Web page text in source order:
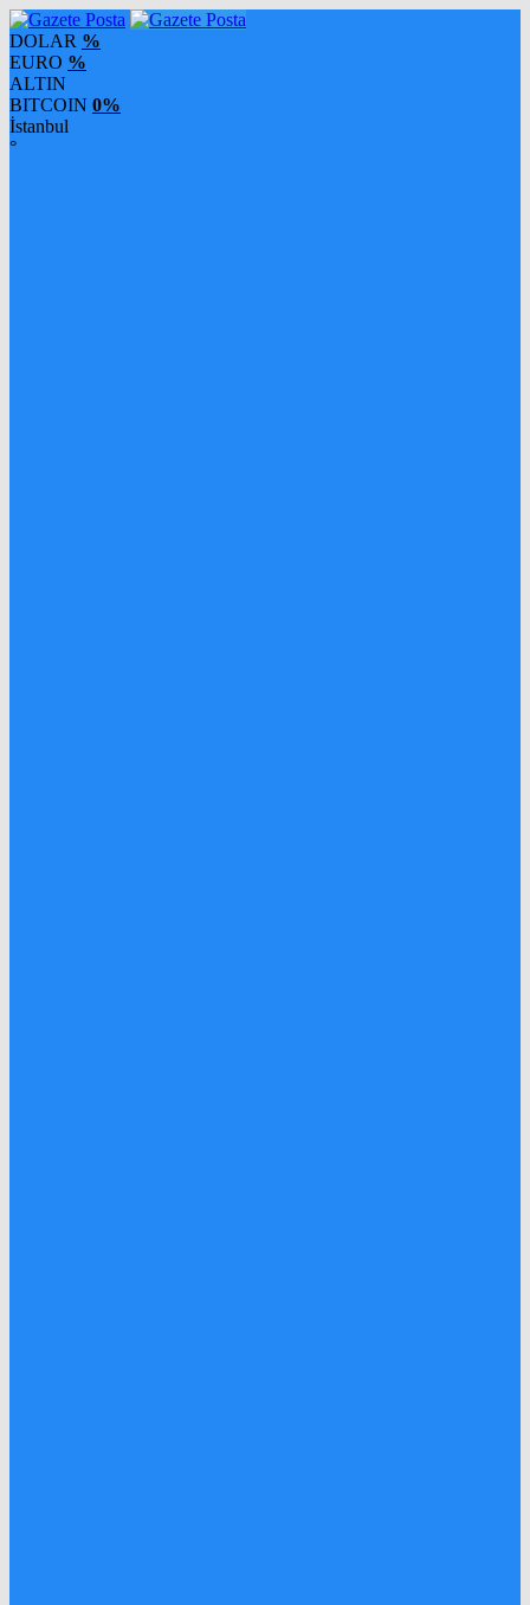
DOLAR %
EURO %
ALTIN
BITCOIN 0%
İstanbul
°